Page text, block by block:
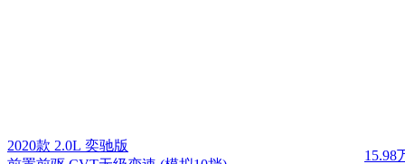
2020款 2.0L 奕驰版
15.98